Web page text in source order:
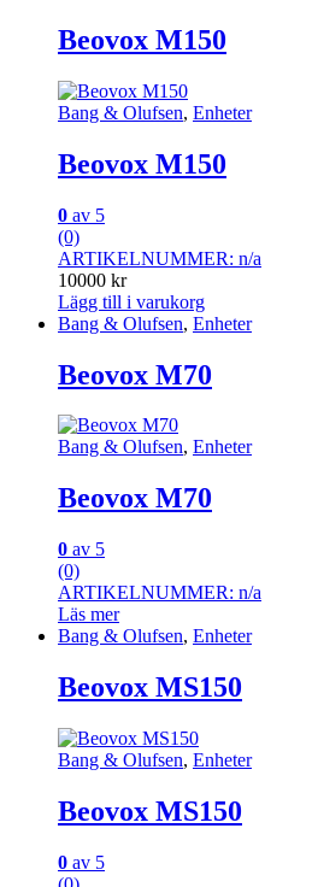
Beovox M150
Bang & Olufsen, Enheter
Beovox M150
0 av 5
(0)
ARTIKELNUMMER: n/a
10000 kr
Lägg till i varukorg
Bang & Olufsen, Enheter
Beovox M70
Bang & Olufsen, Enheter
Beovox M70
0 av 5
(0)
ARTIKELNUMMER: n/a
Läs mer
Bang & Olufsen, Enheter
Beovox MS150
Bang & Olufsen, Enheter
Beovox MS150
0 av 5